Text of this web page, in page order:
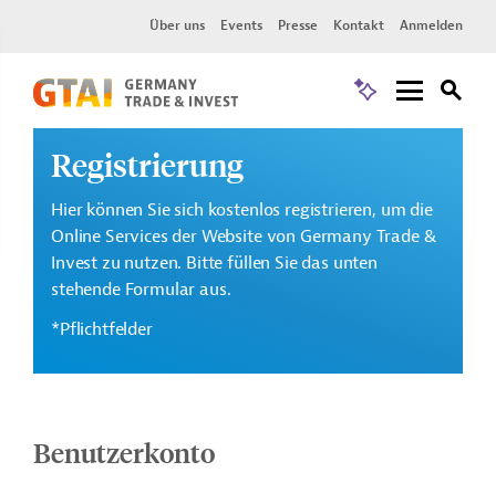
Über uns Events Presse Kontakt Anmelden
Registrierung
Hier können Sie sich kostenlos registrieren, um die
Online Services der Website von Germany Trade &
Invest zu nutzen. Bitte füllen Sie das unten
stehende Formular aus.
*Pflichtfelder
Benutzerkonto